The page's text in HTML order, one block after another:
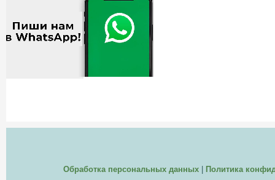
Обработка персональных данных| Политика